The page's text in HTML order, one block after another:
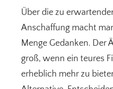
Über die zu
Anschaffung macht
Menge Gedanken. Der
groß, wenn ein teures
erheblich mehr zu